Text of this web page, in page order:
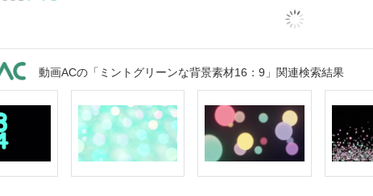
動画ACの「ミントグリーンな背景素材16：9」関連検索結果